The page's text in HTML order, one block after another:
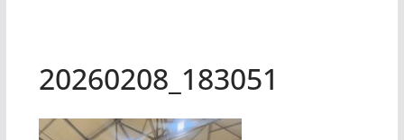
20260208_183051